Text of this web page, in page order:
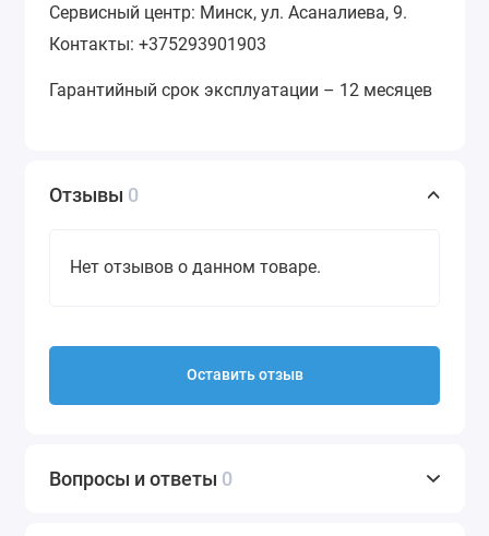
Сервисный центр: Минск, ул. Асаналиева, 9.
Контакты: +375293901903
Гарантийный срок эксплуатации – 12 месяцев
Отзывы 0
Нет отзывов о данном товаре.
Оставить отзыв
Вопросы и ответы 0